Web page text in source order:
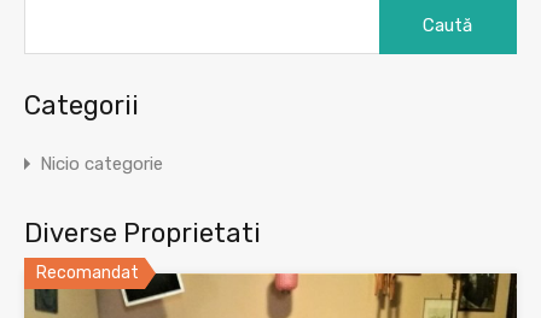
Categorii
Nicio categorie
Diverse Proprietati
Recomandat